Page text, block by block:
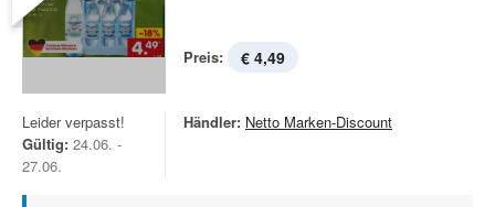
Preis: € 4,49
Leider verpasst!
Gültig: 24.06. -
27.06.
Händler: Netto Marken-Discount